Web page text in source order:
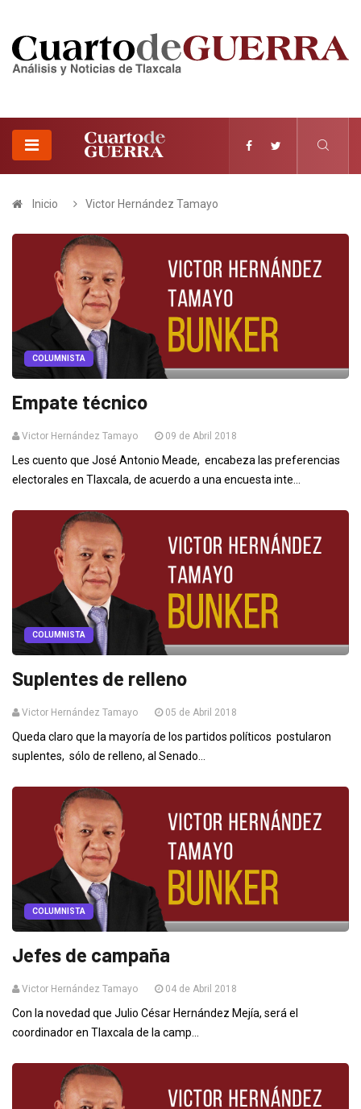
Inicio Victor Hernández Tamayo
COLUMNISTA
Empate técnico
Victor Hernández Tamayo 09 de Abril 2018
Les cuento que José Antonio Meade, encabeza las preferencias
electorales en Tlaxcala, de acuerdo a una encuesta inte...
COLUMNISTA
Suplentes de relleno
Victor Hernández Tamayo 05 de Abril 2018
Queda claro que la mayoría de los partidos políticos postularon
suplentes, sólo de relleno, al Senado...
COLUMNISTA
Jefes de campaña
Victor Hernández Tamayo 04 de Abril 2018
Con la novedad que Julio César Hernández Mejía, será el
coordinador en Tlaxcala de la camp...